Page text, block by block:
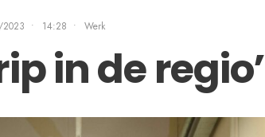
• 14:28 • Werk
in de regio’